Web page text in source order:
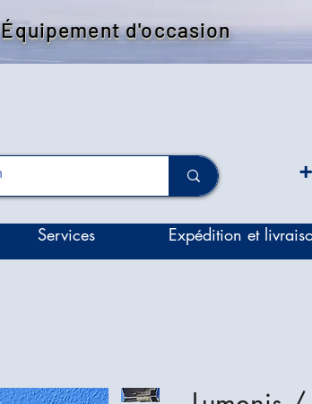
Équipement d'occasion
Services Expédition et